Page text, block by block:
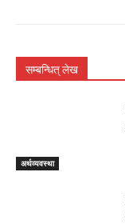
सम्बन्धित् लेख
अर्थव्यवस्था